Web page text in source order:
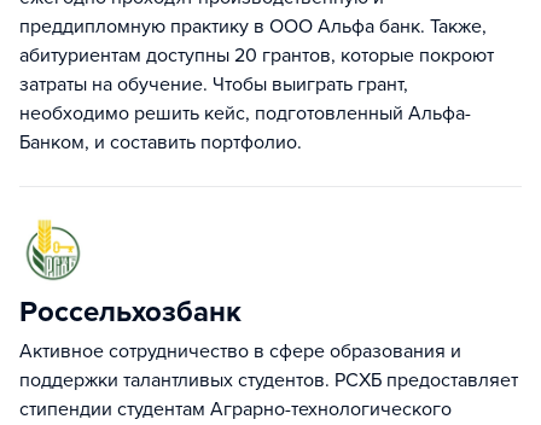
преддипломную практику в ООО Альфа банк. Также,
абитуриентам доступны 20 грантов, которые покроют
затраты на обучение. Чтобы выиграть грант,
необходимо решить кейс, подготовленный Альфа-
Банком, и составить портфолио.
Россельхозбанк
Активное сотрудничество в сфере образования и
поддержки талантливых студентов. РСХБ предоставляет
стипендии студентам Аграрно-технологического